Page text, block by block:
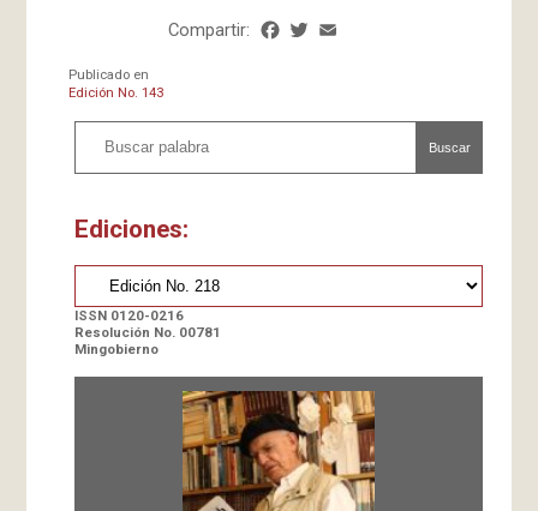
Compartir: Facebook
Twitter
Publicado en
Edición No. 143
Buscar
Ediciones:
ISSN 0120-0216
Resolución No. 00781
Mingobierno